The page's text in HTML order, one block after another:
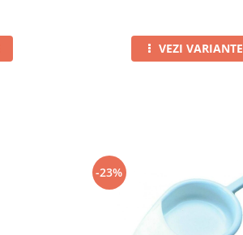
VEZI VARIANTE
-23%